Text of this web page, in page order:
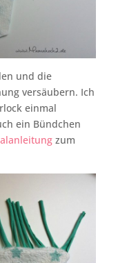
und die
versäubern. Ich
einmal
ein Bündchen
zum